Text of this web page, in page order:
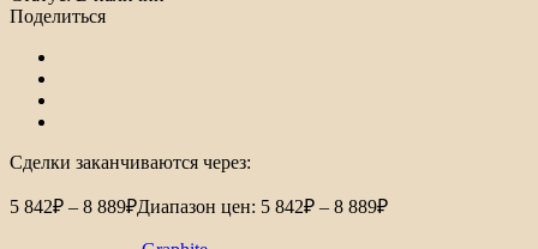
Поделиться
Сделки заканчиваются через:
5 842₽ – 8 889₽Диапазон цен: 5 842₽ – 8 889₽